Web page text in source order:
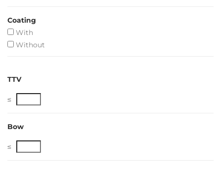
Coating
With
Without
TTV
≤
Bow
≤